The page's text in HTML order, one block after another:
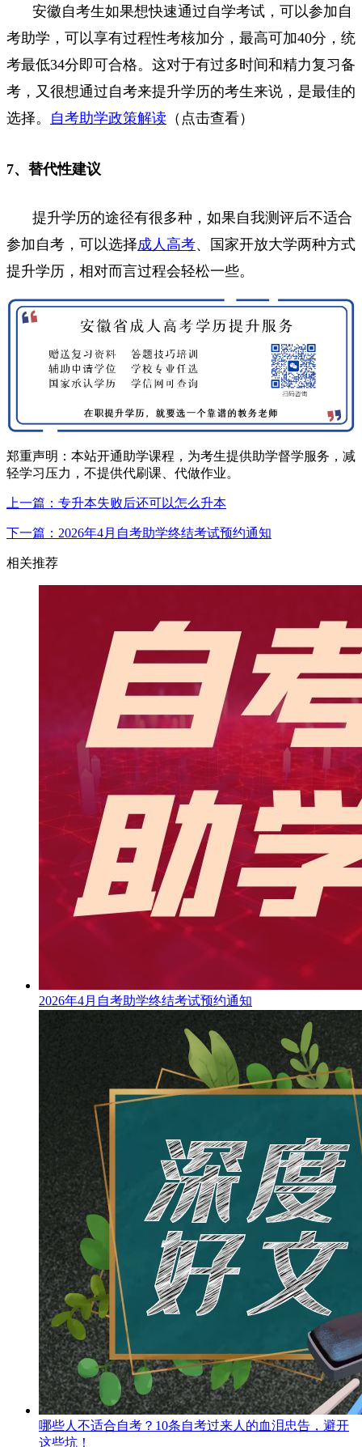
安徽自考生如果想快速通过自学考试，可以参加自
考助学，可以享有过程性考核加分，最高可加40分，统
考最低34分即可合格。这对于有过多时间和精力复习备
考，又很想通过自考来提升学历的考生来说，是最佳的
选择。 自考助学政策解读 （点击查看）
7、替代性建议
提升学历的途径有很多种，如果自我测评后不适合
参加自考，可以选择成人高考、国家开放大学两种方式
提升学历，相对而言过程会轻松一些。
郑重声明：本站开通助学课程，为考生提供助学督学服务，减
轻学习压力，不提供代刷课、代做作业。
上一篇：专升本失败后还可以怎么升本
下一篇：2026年4月自考助学终结考试预约通知
相关推荐
2026年4月自考助学终结考试预约通知
哪些人不适合自考？10条自考过来人的血泪忠告，避开
这些坑！